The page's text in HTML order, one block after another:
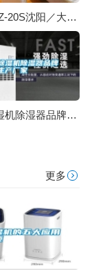
供应洪森CFZ-20S沈阳／大连工业除湿机厂家
供应工业除湿机除湿器品牌生产厂家
更多